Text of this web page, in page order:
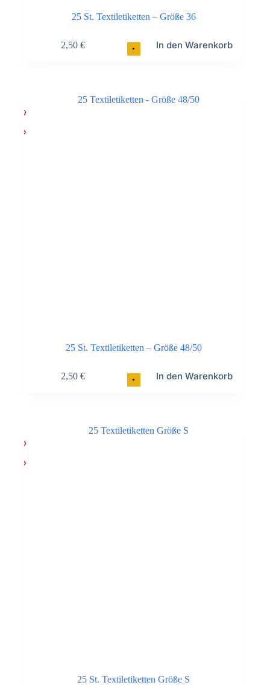
•
25 St. Textiletiketten – Größe 36
2,50 € In den Warenkorb
•
25 St. Textiletiketten – Größe 48/50
2,50 € In den Warenkorb
25 St. Textiletiketten Größe S